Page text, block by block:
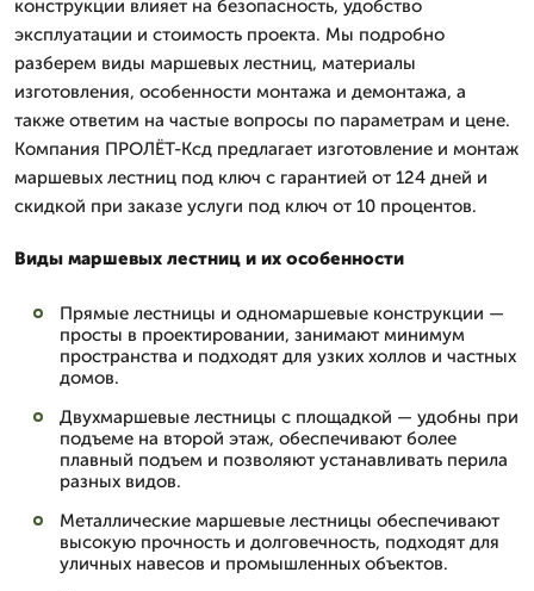
конструкции влияет на безопасность, удобство
эксплуатации и стоимость проекта. Мы подробно
разберем виды маршевых лестниц, материалы
изготовления, особенности монтажа и демонтажа, а
также ответим на частые вопросы по параметрам и цене.
Компания ПРОЛЁТ-Ксд предлагает изготовление и монтаж
маршевых лестниц под ключ с гарантией от 124 дней и
скидкой при заказе услуги под ключ от 10 процентов.
Виды маршевых лестниц и их особенности
Прямые лестницы и одномаршевые конструкции —
просты в проектировании, занимают минимум
пространства и подходят для узких холлов и частных
домов.
Двухмаршевые лестницы с площадкой — удобны при
подъеме на второй этаж, обеспечивают более
плавный подъем и позволяют устанавливать перила
разных видов.
Металлические маршевые лестницы обеспечивают
высокую прочность и долговечность, подходят для
уличных навесов и промышленных объектов.